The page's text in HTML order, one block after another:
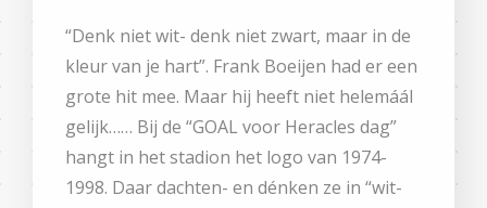
“Denk niet wit- denk niet zwart, maar in de
kleur van je hart”. Frank Boeijen had er een
grote hit mee. Maar hij heeft niet helemáál
gelijk…… Bij de “GOAL voor Heracles dag”
hangt in het stadion het logo van 1974-
1998. Daar dachten- en dénken ze in “wit-